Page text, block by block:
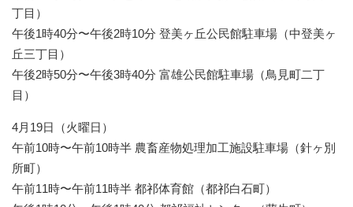
丁目）
午後1時40分〜午後2時10分 登美ヶ丘公民館駐車場（中登美ヶ
丘三丁目）
午後2時50分〜午後3時40分 富雄公民館駐車場（鳥見町二丁
目）
4月19日（火曜日）
午前10時〜午前10時半 農畜産物処理加工施設駐車場（針ヶ別
所町）
午前11時〜午前11時半 都祁体育館（都祁白石町）